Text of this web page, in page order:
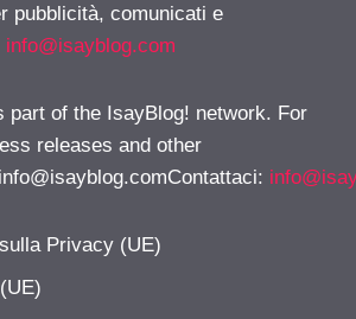
pubblicità, comunicati e
info@isayblog.com
part of the IsayBlog! network. For
releases and other
info@isayblog.comContattaci:
Privacy (UE)